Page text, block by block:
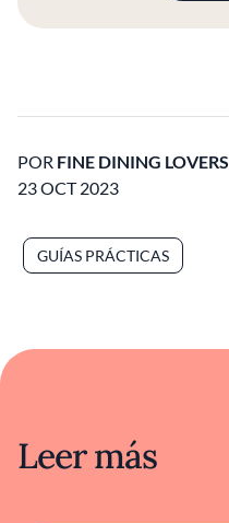
POR FINE DINING LOVERS
23 OCT 2023
GUÍAS PRÁCTICAS
Leer más